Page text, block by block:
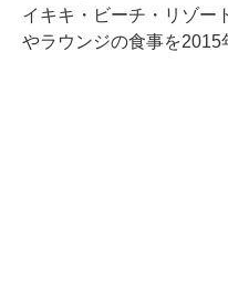
イキキ・ビーチ・リゾー
やラウンジの食事を2015